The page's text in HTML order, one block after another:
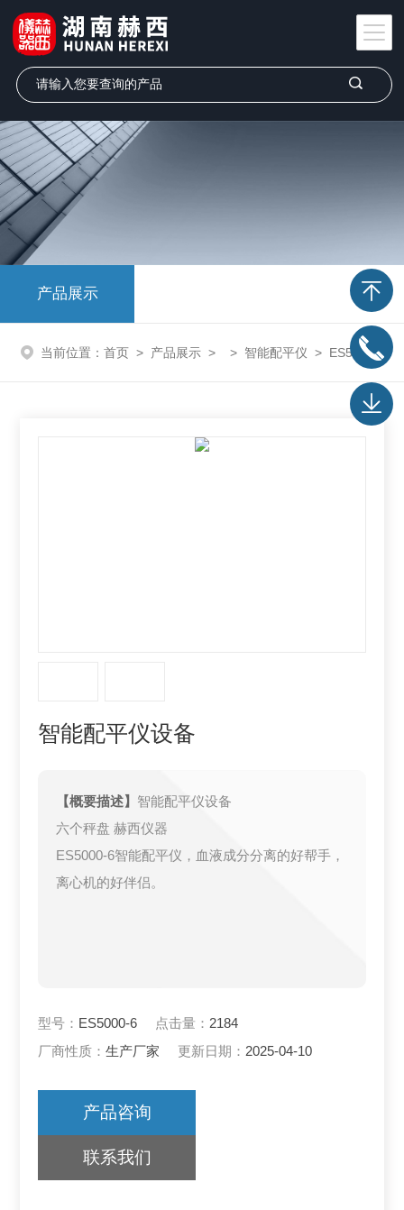
产品展示
当前位置： 首页 > 产品展示 > > 智能配平仪 > ES5000-6智能配平仪设备
智能配平仪设备
【概要描述】 智能配平仪设备
六个秤盘 赫西仪器
ES5000-6智能配平仪，血液成分分离的好帮手，
离心机的好伴侣。
型号： ES5000-6 点击量： 2184
厂商性质：生产厂家 更新日期： 2025-04-10
产品咨询
联系我们